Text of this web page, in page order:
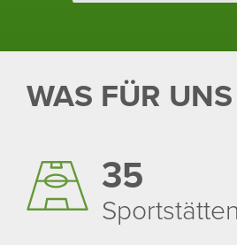
WAS FÜR
35
Sport­stätten